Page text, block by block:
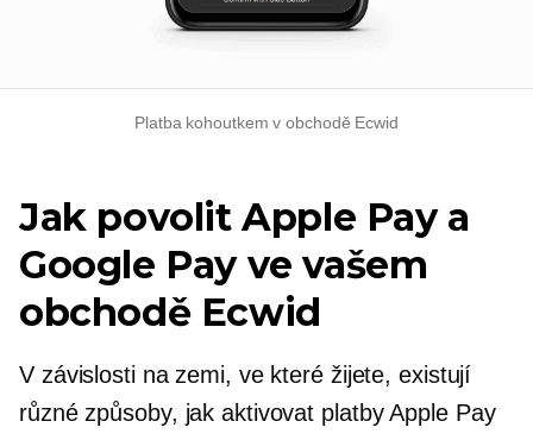
Platba kohoutkem v obchodě Ecwid
Jak povolit Apple Pay a
Google Pay ve vašem
obchodě Ecwid
V závislosti na zemi, ve které žijete, existují
různé způsoby, jak aktivovat platby Apple Pay